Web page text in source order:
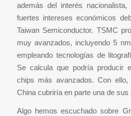
además del interés
fuertes intereses económicos
Taiwan Semiconductor. TSMC
muy avanzados, incluyendo 5
empleando tecnologías de
Se calcula que podría producir
chips más avanzados. Con
China cubriría en parte una de
Algo hemos escuchado sobre